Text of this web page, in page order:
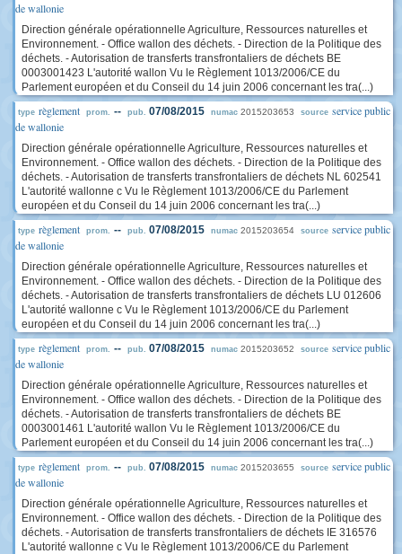
de wallonie
Direction générale opérationnelle Agriculture, Ressources naturelles et
Environnement. - Office wallon des déchets. - Direction de la Politique des
déchets. - Autorisation de transferts transfrontaliers de déchets BE
0003001423 L'autorité wallon Vu le Règlement 1013/2006/CE du
Parlement européen et du Conseil du 14 juin 2006 concernant les tra(...)
type règlement prom. -- pub. 07/08/2015 numac 2015203653 source service public
de wallonie
Direction générale opérationnelle Agriculture, Ressources naturelles et
Environnement. - Office wallon des déchets. - Direction de la Politique des
déchets. - Autorisation de transferts transfrontaliers de déchets NL 602541
L'autorité wallonne c Vu le Règlement 1013/2006/CE du Parlement
européen et du Conseil du 14 juin 2006 concernant les tra(...)
type règlement prom. -- pub. 07/08/2015 numac 2015203654 source service public
de wallonie
Direction générale opérationnelle Agriculture, Ressources naturelles et
Environnement. - Office wallon des déchets. - Direction de la Politique des
déchets. - Autorisation de transferts transfrontaliers de déchets LU 012606
L'autorité wallonne c Vu le Règlement 1013/2006/CE du Parlement
européen et du Conseil du 14 juin 2006 concernant les tra(...)
type règlement prom. -- pub. 07/08/2015 numac 2015203652 source service public
de wallonie
Direction générale opérationnelle Agriculture, Ressources naturelles et
Environnement. - Office wallon des déchets. - Direction de la Politique des
déchets. - Autorisation de transferts transfrontaliers de déchets BE
0003001461 L'autorité wallon Vu le Règlement 1013/2006/CE du
Parlement européen et du Conseil du 14 juin 2006 concernant les tra(...)
type règlement prom. -- pub. 07/08/2015 numac 2015203655 source service public
de wallonie
Direction générale opérationnelle Agriculture, Ressources naturelles et
Environnement. - Office wallon des déchets. - Direction de la Politique des
déchets. - Autorisation de transferts transfrontaliers de déchets IE 316576
L'autorité wallonne c Vu le Règlement 1013/2006/CE du Parlement